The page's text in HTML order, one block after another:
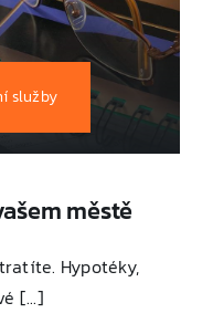
služby
městě
Hypotéky,
[...]